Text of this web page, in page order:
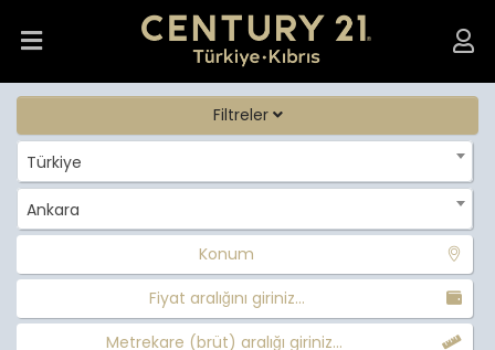
Filtreler
Türkiye
Ankara
Konum
Fiyat aralığını giriniz...
Metrekare (brüt) aralığı giriniz...